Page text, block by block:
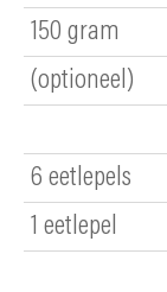
150 gram
(optioneel)
6 eetlepels
1 eetlepel